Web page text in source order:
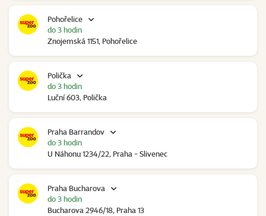
Pohořelice
Znojemská 1151, Pohořelice
do 3 hodin
Polička
Luční 603, Polička
do 3 hodin
Praha Barrandov
U Náhonu 1234/22, Praha - Slivenec
do 3 hodin
Praha Bucharova
Bucharova 2946/18, Praha 13
do 3 hodin